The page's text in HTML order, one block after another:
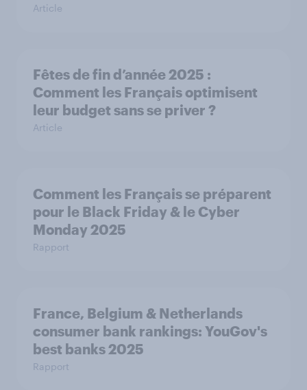
Article
Fêtes de fin d’année 2025 :
Comment les Français optimisent
leur budget sans se priver ?
Article
Comment les Français se préparent
pour le Black Friday & le Cyber
Monday 2025
Rapport
France, Belgium & Netherlands
consumer bank rankings: YouGov's
best banks 2025
Rapport